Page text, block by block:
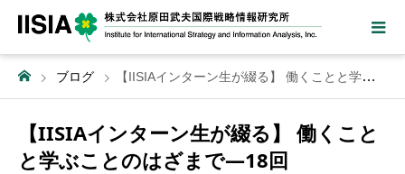
ブログ 【IISIAインターン生が綴る】 働くことと学ぶことのはざまで―18回
【IISIAインターン生が綴る】 働くこと
と学ぶことのはざまで―18回